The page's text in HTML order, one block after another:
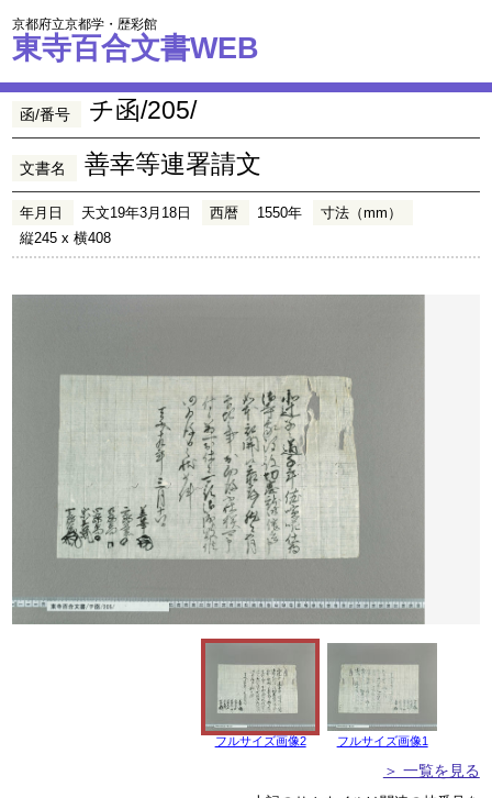
京都府立京都学・歴彩館
東寺百合文書WEB
函/番号 チ函/205/
文書名 善幸等連署請文
年月日 天文19年3月18日 西暦 1550年
寸法（mm）
縦245 x 横408
フルサイズ画像2 フルサイズ画像1
＞ 一覧を見る